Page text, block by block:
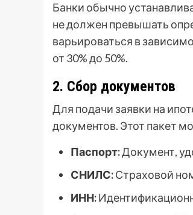
Банки обычно
не должен превышать
варьироваться в
от 30% до 50%.
2. Сбор документов
Для подачи заявки на
документов. Этот пакет
Паспорт:Документ,
СНИЛС:Страховой
ИНН: